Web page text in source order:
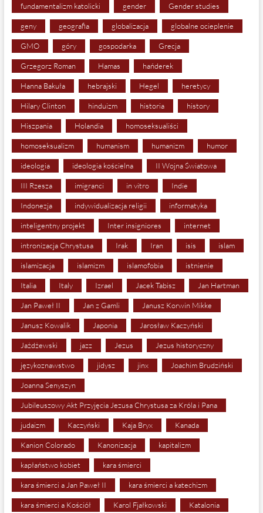
fundamentalizm katolicki gender Gender studies
geny geografia globalizacja globalne ocieplenie
GMO góry gospodarka Grecja
Grzegorz Roman Hamas hańderek
Hanna Bakuła hebrajski Hegel heretycy
Hilary Clinton hinduizm historia history
Hiszpania Holandia homoseksualiści
homoseksualizm humanism humanizm humor
ideologia ideologia kościelna II Wojna Światowa
III Rzesza imigranci in vitro Indie
Indonezja indywidualizacja religii informatyka
inteligentny projekt Inter insigniores internet
intronizacja Chrystusa Irak Iran isis islam
islamizacja islamizm islamofobia istnienie
Italia Italy Izrael Jacek Tabisz Jan Hartman
Jan Paweł II Jan z Gamli Janusz Korwin Mikke
Janusz Kowalik Japonia Jarosław Kaczyński
Jażdżewski jazz Jezus Jezus historyczny
językoznawstwo jidysz jinx Joachim Brudziński
Joanna Senyszyn
Jubileuszowy Akt Przyjęcia Jezusa Chrystusa za Króla i Pana
judaizm Kaczyński Kaja Bryx Kanada
Kanion Colorado Kanonizacja kapitalizm
kapłaństwo kobiet kara śmierci
kara śmierci a Jan Paweł II kara śmierci a katechizm
kara śmierci a Kościół Karol Fjałkowski Katalonia